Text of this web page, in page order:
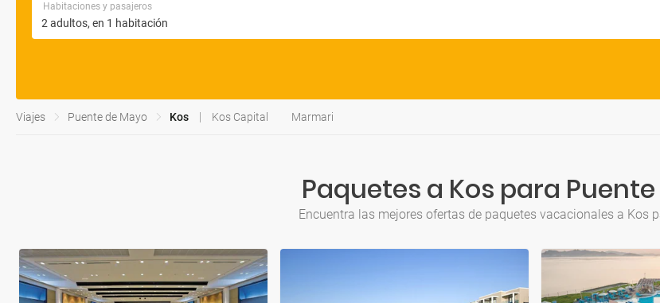
Habitaciones y pasajeros
Viajes Puente de Mayo Kos Kos Capital Marmari
Paquetes a Kos para
Encuentra las mejores ofertas de paquetes vacacionales a Kos